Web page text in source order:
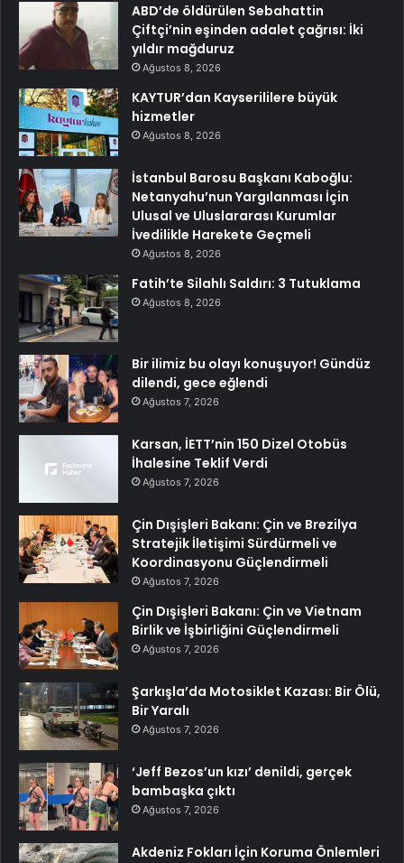
ABD’de öldürülen Sebahattin
Çiftçi’nin eşinden adalet çağrısı: İki
yıldır mağduruz
Ağustos 8, 2026
KAYTUR’dan Kayserililere büyük
hizmetler
Ağustos 8, 2026
İstanbul Barosu Başkanı Kaboğlu:
Netanyahu’nun Yargılanması İçin
Ulusal ve Uluslararası Kurumlar
İvedilikle Harekete Geçmeli
Ağustos 8, 2026
Fatih’te Silahlı Saldırı: 3 Tutuklama
Ağustos 8, 2026
Bir ilimiz bu olayı konuşuyor! Gündüz
dilendi, gece eğlendi
Ağustos 7, 2026
Karsan, İETT’nin 150 Dizel Otobüs
İhalesine Teklif Verdi
Ağustos 7, 2026
Çin Dışişleri Bakanı: Çin ve Brezilya
Stratejik İletişimi Sürdürmeli ve
Koordinasyonu Güçlendirmeli
Ağustos 7, 2026
Çin Dışişleri Bakanı: Çin ve Vietnam
Birlik ve İşbirliğini Güçlendirmeli
Ağustos 7, 2026
Şarkışla’da Motosiklet Kazası: Bir Ölü,
Bir Yaralı
Ağustos 7, 2026
‘Jeff Bezos’un kızı’ denildi, gerçek
bambaşka çıktı
Ağustos 7, 2026
Akdeniz Fokları İçin Koruma Önlemleri